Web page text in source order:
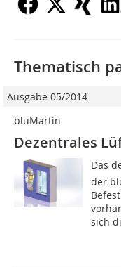
Thematisch
Ausgabe 05/2014
bluMartin
Dezentrales
Das
der
sich